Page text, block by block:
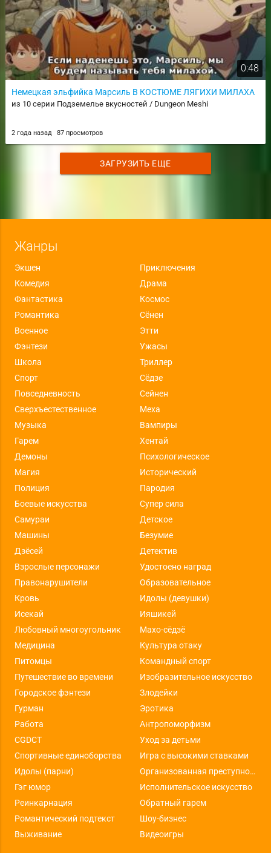
0:48
Немецкая эльфийка Марсиль В КОСТЮМЕ ЛЯГИХИ МИЛАХА
из 10 серии Подземелье вкусностей / Dungeon Meshi
2 года назад 87 просмотров
ЗАГРУЗИТЬ ЕЩЕ
Жанры
Экшен
Приключения
Комедия
Драма
Фантастика
Космос
Романтика
Сёнен
Военное
Этти
Фэнтези
Ужасы
Школа
Триллер
Спорт
Сёдзе
Повседневность
Сейнен
Сверхъестественное
Меха
Музыка
Вампиры
Гарем
Хентай
Демоны
Психологическое
Магия
Исторический
Полиция
Пародия
Боевые искусства
Супер сила
Самураи
Детское
Машины
Безумие
Дзёсей
Детектив
Взрослые персонажи
Удостоено наград
Правонарушители
Образовательное
Кровь
Идолы (девушки)
Исекай
Ияшикей
Любовный многоугольник
Махо-сёдзё
Медицина
Культура отаку
Питомцы
Командный спорт
Путешествие во времени
Изобразительное искусство
Городское фэнтези
Злодейки
Гурман
Эротика
Работа
Антропоморфизм
CGDCT
Уход за детьми
Спортивные единоборства
Игра с высокими ставками
Идолы (парни)
Организованная преступность
Гэг юмор
Исполнительское искусство
Реинкарнация
Обратный гарем
Романтический подтекст
Шоу-бизнес
Выживание
Видеоигры